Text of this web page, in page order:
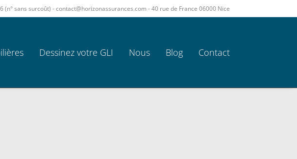
(n° sans surcoût) - contact@horizonassurances.com - 40 rue de France 06000 Nice
Dessinez votre GLI Nous Blog Contact